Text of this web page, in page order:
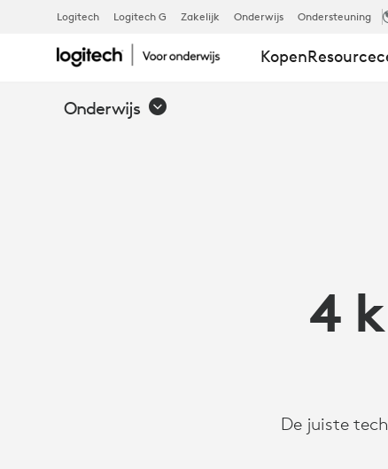
Logitech Logitech G Zakelijk Onderwijs Ondersteuning
Kopen
Onderwijs
4
De juiste